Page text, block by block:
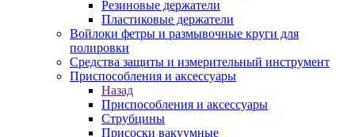
Резиновые держатели
Пластиковые держатели
Войлоки фетры и размывочные круги для
полировки
Средства защиты и измерительный инструмент
Приспособления и аксессуары
Назад
Приспособления и аксессуары
Струбцины
Присоски вакуумные